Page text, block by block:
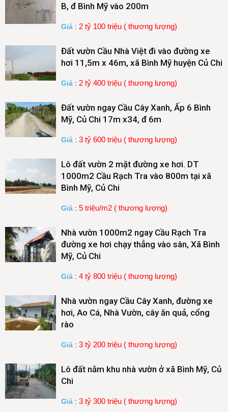
B, đ Bình Mỹ vào 200m
Giá : 2 tỷ 100 triệu ( thương lượng)
Đất vườn Cầu Nhà Việt đi vào đường xe
hơi 11,5m x 46m, xã Bình Mỹ huyện Củ Chi
Giá : 2 tỷ 400 triệu ( thương lượng)
Đất vườn ngay Cầu Cây Xanh, Ấp 6 Bình
Mỹ, Củ Chi 17m x34, đ 6m
Giá : 3 tỷ 600 triệu ( thương lượng)
Lô đất vườn 2 mặt đường xe hơi. DT
1000m2 Cầu Rạch Tra vào 800m tại xã
Bình Mỹ, Củ Chi
Giá : 5 triệu/m2 ( thương lượng)
Nhà vườn 1000m2 ngay Cầu Rạch Tra
đường xe hơi chạy thẳng vào sân, Xã Bình
Mỹ, Củ Chi
Giá : 4 tỷ 800 triệu ( thương lượng)
Nhà vườn ngay Cầu Cây Xanh, đường xe
hơi, Ao Cá, Nhà Vườn, cây ăn quả, cổng
rào
Giá : 3 tỷ 200 triệu ( thương lượng)
Lô đất nằm khu nhà vườn ở xã Bình Mỹ, Củ
Chi
Giá : 3 tỷ 300 triệu ( thương lượng)